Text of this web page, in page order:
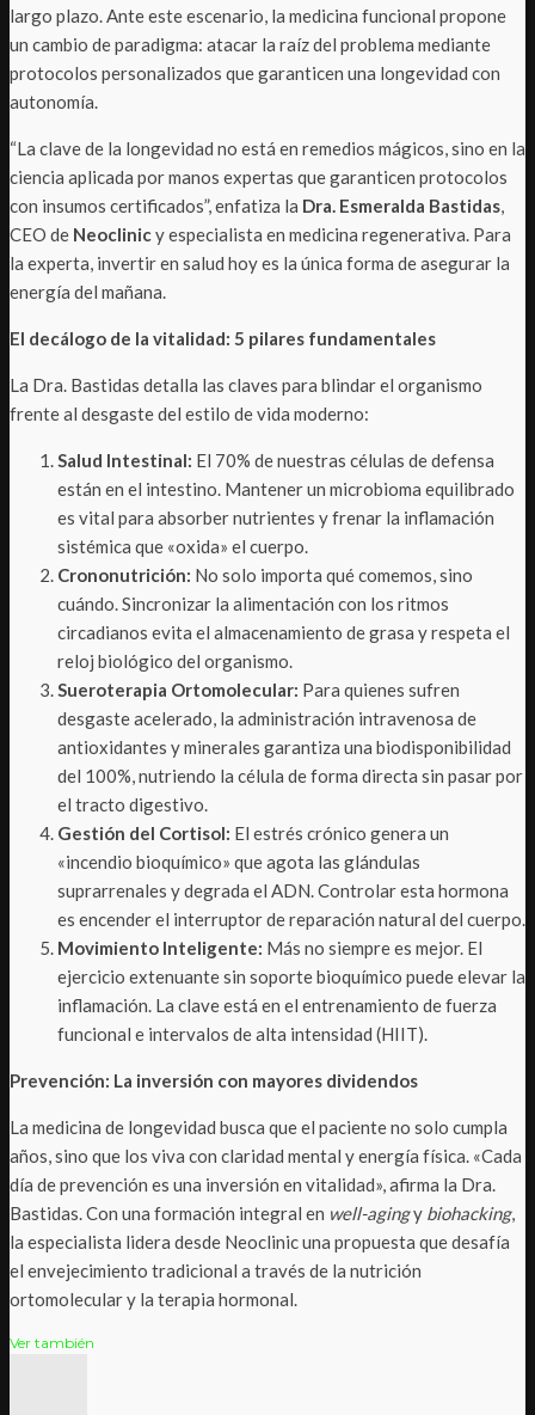
largo plazo. Ante este escenario, la medicina funcional propone
un cambio de paradigma: atacar la raíz del problema mediante
protocolos personalizados que garanticen una longevidad con
autonomía.
“La clave de la longevidad no está en remedios mágicos, sino en la
ciencia aplicada por manos expertas que garanticen protocolos
con insumos certificados”, enfatiza la Dra. Esmeralda Bastidas,
CEO de Neoclinicy especialista en medicina regenerativa. Para
la experta, invertir en salud hoy es la única forma de asegurar la
energía del mañana.
El decálogo de la vitalidad: 5 pilares fundamentales
La Dra. Bastidas detalla las claves para blindar el organismo
frente al desgaste del estilo de vida moderno:
Salud Intestinal: El 70% de nuestras células de defensa
están en el intestino. Mantener un microbioma equilibrado
es vital para absorber nutrientes y frenar la inflamación
sistémica que «oxida» el cuerpo.
Crononutrición: No solo importa qué comemos, sino
cuándo. Sincronizar la alimentación con los ritmos
circadianos evita el almacenamiento de grasa y respeta el
reloj biológico del organismo.
Sueroterapia Ortomolecular: Para quienes sufren
desgaste acelerado, la administración intravenosa de
antioxidantes y minerales garantiza una biodisponibilidad
del 100%, nutriendo la célula de forma directa sin pasar por
el tracto digestivo.
Gestión del Cortisol: El estrés crónico genera un
«incendio bioquímico» que agota las glándulas
suprarrenales y degrada el ADN. Controlar esta hormona
es encender el interruptor de reparación natural del cuerpo.
Movimiento Inteligente: Más no siempre es mejor. El
ejercicio extenuante sin soporte bioquímico puede elevar la
inflamación. La clave está en el entrenamiento de fuerza
funcional e intervalos de alta intensidad (HIIT).
Prevención: La inversión con mayores dividendos
La medicina de longevidad busca que el paciente no solo cumpla
años, sino que los viva con claridad mental y energía física. «Cada
día de prevención es una inversión en vitalidad», afirma la Dra.
Bastidas. Con una formación integral en well-agingy biohacking,
la especialista lidera desde Neoclinic una propuesta que desafía
el envejecimiento tradicional a través de la nutrición
ortomolecular y la terapia hormonal.
Ver también